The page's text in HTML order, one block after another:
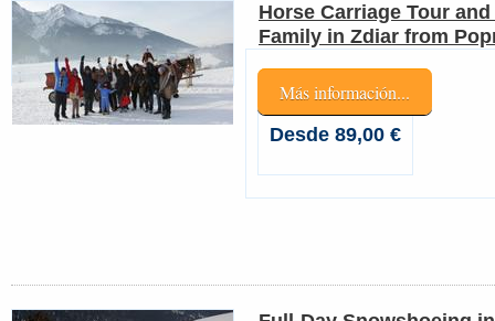
Horse Carriage Tour
Family in Zdiar from
Más información...
Desde 89,00 €